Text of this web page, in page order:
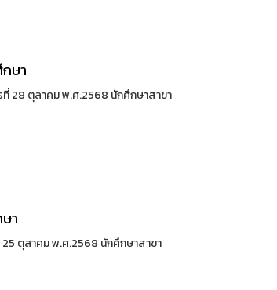
ษา
28 ตุลาคม พ.ศ.2568 นักศึกษาสาขา
า
ตุลาคม พ.ศ.2568 นักศึกษาสาขา